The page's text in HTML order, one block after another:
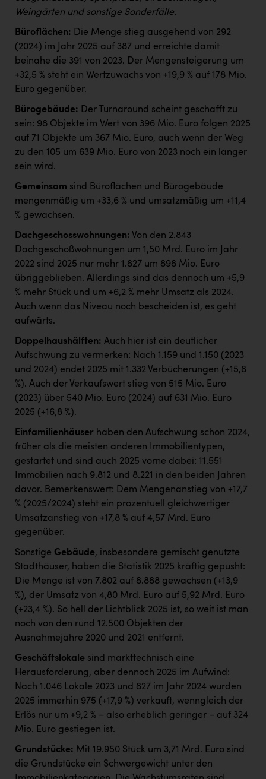
Weingärten und sonstige Sonderfälle.
Büroflächen: Die Menge stieg ausgehend von 292
(2024) im Jahr 2025 auf 387 und erreichte damit
beinahe die 391 von 2023. Der Mengensteigerung um
+32,5 % steht ein Wertzuwachs von +19,9 % auf 178 Mio.
Euro gegenüber.
Bürogebäude: Der Turnaround scheint geschafft zu
sein: 98 Objekte im Wert von 396 Mio. Euro folgen 2025
auf 71 Objekte um 367 Mio. Euro, auch wenn der Weg
zu den 105 um 639 Mio. Euro von 2023 noch ein langer
sein wird.
Gemeinsam sind Büroflächen und Bürogebäude
mengenmäßig um +33,6 % und umsatzmäßig um +11,4
% gewachsen.
Dachgeschosswohnungen: Von den 2.843
Dachgeschoßwohnungen um 1,50 Mrd. Euro im Jahr
2022 sind 2025 nur mehr 1.827 um 898 Mio. Euro
übriggeblieben. Allerdings sind das dennoch um +5,9
% mehr Stück und um +6,2 % mehr Umsatz als 2024.
Auch wenn das Niveau noch bescheiden ist, es geht
aufwärts.
Doppelhaushälften: Auch hier ist ein deutlicher
Aufschwung zu vermerken: Nach 1.159 und 1.150 (2023
und 2024) endet 2025 mit 1.332 Verbücherungen (+15,8
%). Auch der Verkaufswert stieg von 515 Mio. Euro
(2023) über 540 Mio. Euro (2024) auf 631 Mio. Euro
2025 (+16,8 %).
Einfamilienhäuser haben den Aufschwung schon 2024,
früher als die meisten anderen Immobilientypen,
gestartet und sind auch 2025 vorne dabei: 11.551
Immobilien nach 9.812 und 8.221 in den beiden Jahren
davor. Bemerkenswert: Dem Mengenanstieg von +17,7
% (2025/2024) steht ein prozentuell gleichwertiger
Umsatzanstieg von +17,8 % auf 4,57 Mrd. Euro
gegenüber.
Sonstige Gebäude, insbesondere gemischt genutzte
Stadthäuser, haben die Statistik 2025 kräftig gepusht:
Die Menge ist von 7.802 auf 8.888 gewachsen (+13,9
%), der Umsatz von 4,80 Mrd. Euro auf 5,92 Mrd. Euro
(+23,4 %). So hell der Lichtblick 2025 ist, so weit ist man
noch von den rund 12.500 Objekten der
Ausnahmejahre 2020 und 2021 entfernt.
Geschäftslokale sind markttechnisch eine
Herausforderung, aber dennoch 2025 im Aufwind:
Nach 1.046 Lokale 2023 und 827 im Jahr 2024 wurden
2025 immerhin 975 (+17,9 %) verkauft, wenngleich der
Erlös nur um +9,2 % – also erheblich geringer – auf 324
Mio. Euro gestiegen ist.
Grundstücke: Mit 19.950 Stück um 3,71 Mrd. Euro sind
die Grundstücke ein Schwergewicht unter den